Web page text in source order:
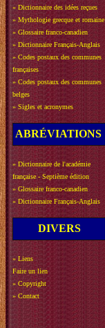
» Dictionnaire des idées reçues
» Mythologie grecque et romaine
» Glossaire franco-canadien
» Dictionnaire Français-Anglais
» Codes postaux des communes
françaises
» Codes postaux des communes
belges
» Sigles et acronymes
ABRÉVIATIONS
» Dictionnaire de l'académie
française - Septième édition
» Glossaire franco-canadien
» Dictionnaire Français-Anglais
DIVERS
» Liens
Faire un lien
» Copyright
» Contact